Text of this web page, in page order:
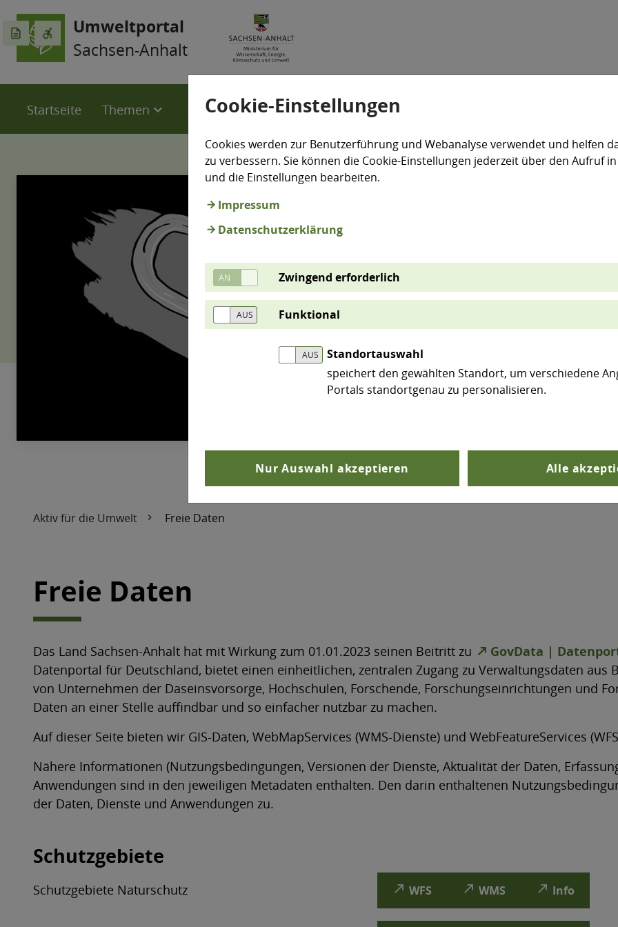
Umweltportal
Sachsen-Anhalt
description accessible_forward
Startseite Themen expand_more LÜSAexpand_more Karten Veranstaltungen
Aktiv für die Umwelt Freie Daten
Freie Daten
Das Land Sachsen-Anhalt hat mit Wirkung zum 01.01.2023 seinen Beitritt zu GovData |
Datenportal für Deutschland, bietet einen einheitlichen, zentralen Zugang zu Verwaltungsdaten aus
von Unternehmen der Daseinsvorsorge, Hochschulen, Forschende, Forschungseinrichtungen und
Daten an einer Stelle auffindbar und so einfacher nutzbar zu machen.
Auf dieser Seite bieten wir GIS-Daten, WebMapServices (WMS-Dienste) und WebFeatureServices
Nähere Informationen (Nutzungsbedingungen, Versionen der Dienste, Aktualität der Daten,
Anwendungen sind in den jeweiligen Metadaten enthalten. Den darin enthaltenen
der Daten, Dienste und Anwendungen zu.
Schutzgebiete
Schutzgebiete Naturschutz north_east WFS north_east WMS north_east Info
Cookie-Einstellungen
Cookies werden zur Benutzerführung und Webanalyse verwendet und helfen
zu verbessern. Sie können die Cookie-Einstellungen jederzeit über den Aufruf
und die Einstellungen bearbeiten.
Impressum
Datenschutzerklärung
Zwingend erforderlich
Funktional
Standortauswahl
speichert den gewählten Standort, um verschiedene
Portals standortgenau zu personalisieren.
Nur Auswahl akzeptieren Alle